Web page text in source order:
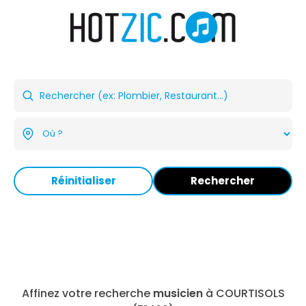
Réinitialiser Rechercher
Affinez votre recherche musicienà COURTISOLS